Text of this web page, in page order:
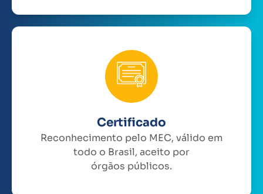
Certificado
Reconhecimento pelo MEC, válido em
todo o Brasil, aceito por
órgãos públicos.